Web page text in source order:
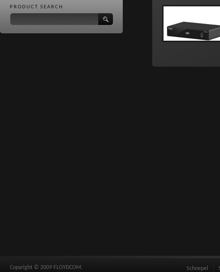
PRODUCT SEARCH
Copyright © 2009 FLOYDCOM. Schnepel